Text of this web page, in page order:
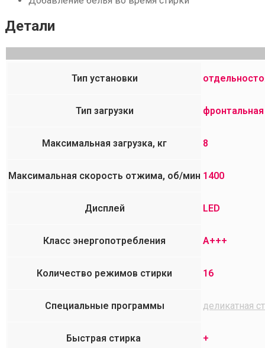
Детали
Тип установки
Тип загрузки фронтальная
Максимальная загрузка, кг 8
Максимальная скорость отжима, об/мин 1400
Дисплей LED
Класс энергопотребления А+++
Количество режимов стирки 16
Специальные программы деликатная
Быстрая стирка +